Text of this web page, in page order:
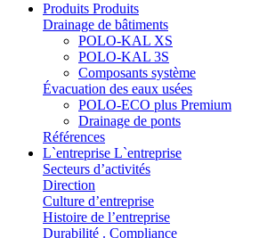
Produits Produits
Drainage de bâtiments
POLO-KAL XS
POLO-KAL 3S
Composants système
Évacuation des eaux usées
POLO-ECO plus Premium
Drainage de ponts
Références
L`entreprise L`entreprise
Secteurs d’activités
Direction
Culture d’entreprise
Histoire de l’entreprise
Durabilité . Compliance